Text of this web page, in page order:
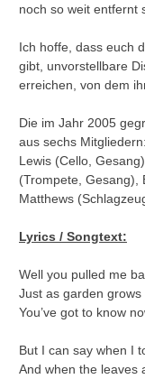
noch so weit entfernt
Ich hoffe, dass euch
gibt, unvorstellbare
erreichen, von dem
Die im Jahr 2005
aus sechs
Lewis (Cello,
(Trompete, Gesang),
Matthews
Lyrics / Songtext:
Well you pulled me
Just as garden grows
You’ve got to know
But I can say when I
And when the leaves